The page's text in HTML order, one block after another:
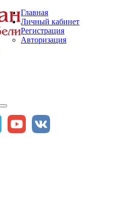
Главная
Личный кабинет
Регистрация
Авторизация